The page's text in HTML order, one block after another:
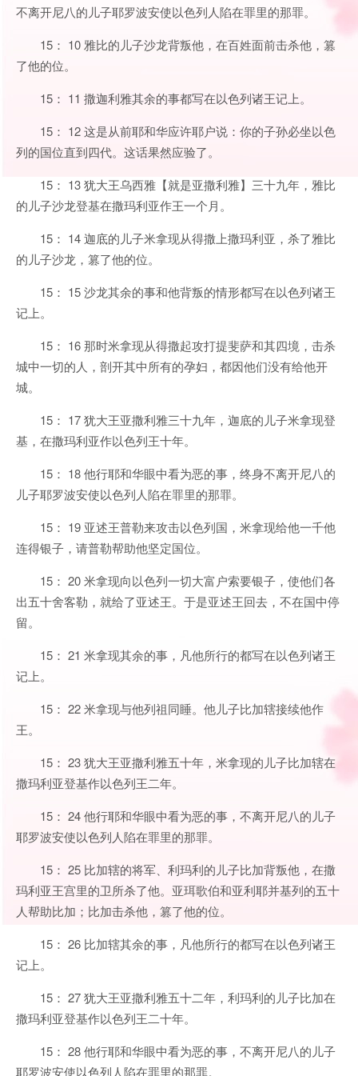
不离开尼八的儿子耶罗波安使以色列人陷在罪里的那罪。
15： 10 雅比的儿子沙龙背叛他，在百姓面前击杀他，篡
了他的位。
15： 11 撒迦利雅其余的事都写在以色列诸王记上。
15： 12 这是从前耶和华应许耶户说：你的子孙必坐以色
列的国位直到四代。这话果然应验了。
15： 13 犹大王乌西雅【就是亚撒利雅】三十九年，雅比
的儿子沙龙登基在撒玛利亚作王一个月。
15： 14 迦底的儿子米拿现从得撒上撒玛利亚，杀了雅比
的儿子沙龙，篡了他的位。
15： 15 沙龙其余的事和他背叛的情形都写在以色列诸王
记上。
15： 16 那时米拿现从得撒起攻打提斐萨和其四境，击杀
城中一切的人，剖开其中所有的孕妇，都因他们没有给他开
城。
15： 17 犹大王亚撒利雅三十九年，迦底的儿子米拿现登
基，在撒玛利亚作以色列王十年。
15： 18 他行耶和华眼中看为恶的事，终身不离开尼八的
儿子耶罗波安使以色列人陷在罪里的那罪。
15： 19 亚述王普勒来攻击以色列国，米拿现给他一千他
连得银子，请普勒帮助他坚定国位。
15： 20 米拿现向以色列一切大富户索要银子，使他们各
出五十舍客勒，就给了亚述王。于是亚述王回去，不在国中停
留。
15： 21 米拿现其余的事，凡他所行的都写在以色列诸王
记上。
15： 22 米拿现与他列祖同睡。他儿子比加辖接续他作
王。
15： 23 犹大王亚撒利雅五十年，米拿现的儿子比加辖在
撒玛利亚登基作以色列王二年。
15： 24 他行耶和华眼中看为恶的事，不离开尼八的儿子
耶罗波安使以色列人陷在罪里的那罪。
15： 25 比加辖的将军、利玛利的儿子比加背叛他，在撒
玛利亚王宫里的卫所杀了他。亚珥歌伯和亚利耶并基列的五十
人帮助比加；比加击杀他，篡了他的位。
15： 26 比加辖其余的事，凡他所行的都写在以色列诸王
记上。
15： 27 犹大王亚撒利雅五十二年，利玛利的儿子比加在
撒玛利亚登基作以色列王二十年。
15： 28 他行耶和华眼中看为恶的事，不离开尼八的儿子
耶罗波安使以色列人陷在罪里的那罪。